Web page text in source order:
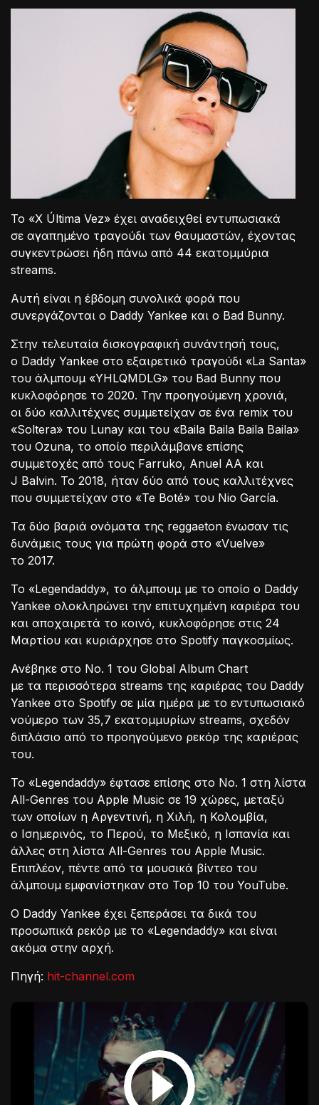
Το «X Última Vez» έχει αναδειχθεί εντυπωσιακά
σε αγαπημένο τραγούδι των θαυμαστών, έχοντας
συγκεντρώσει ήδη πάνω από 44 εκατομμύρια
streams.
Αυτή είναι η έβδομη συνολικά φορά που
συνεργάζονται ο Daddy Yankee και ο Bad Bunny.
Στην τελευταία δισκογραφική συνάντησή τους,
ο Daddy Yankee στο εξαιρετικό τραγούδι «La Santa»
του άλμπουμ «YHLQMDLG» του Bad Bunny που
κυκλοφόρησε το 2020. Την προηγούμενη χρονιά,
οι δύο καλλιτέχνες συμμετείχαν σε ένα remix του
«Soltera» του Lunay και του «Baila Baila Baila Baila»
του Ozuna, το οποίο περιλάμβανε επίσης
συμμετοχές από τους Farruko, Anuel AA και
J Balvin. Το 2018, ήταν δύο από τους καλλιτέχνες
που συμμετείχαν στο «Te Boté» του Nio García.
Τα δύο βαριά ονόματα της reggaeton ένωσαν τις
δυνάμεις τους για πρώτη φορά στο «Vuelve»
το 2017.
Το «Legendaddy», το άλμπουμ με το οποίο ο Daddy
Yankee ολοκληρώνει την επιτυχημένη καριέρα του
και αποχαιρετά το κοινό, κυκλοφόρησε στις 24
Μαρτίου και κυριάρχησε στο Spotify παγκοσμίως.
Ανέβηκε στο No. 1 του Global Album Chart
με τα περισσότερα streams της καριέρας του Daddy
Yankee στο Spotify σε μία ημέρα με το εντυπωσιακό
νούμερο των 35,7 εκατομμυρίων streams, σχεδόν
διπλάσιο από το προηγούμενο ρεκόρ της καριέρας
του.
Το «Legendaddy» έφτασε επίσης στο No. 1 στη λίστα
All-Genres του Apple Music σε 19 χώρες, μεταξύ
των οποίων η Αργεντινή, η Χιλή, η Κολομβία,
ο Ισημερινός, το Περού, το Μεξικό, η Ισπανία και
άλλες στη λίστα All-Genres του Apple Music.
Επιπλέον, πέντε από τα μουσικά βίντεο του
άλμπουμ εμφανίστηκαν στο Top 10 του YouTube.
Ο Daddy Yankee έχει ξεπεράσει τα δικά του
προσωπικά ρεκόρ με το «Legendaddy» και είναι
ακόμα στην αρχή.
Πηγή: hit-channel.com